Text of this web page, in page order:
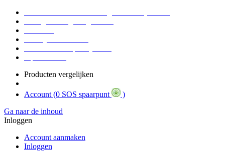
Producten vergelijken
Account (0 SOS spaarpunt
)
Ga naar de inhoud
Inloggen
Account aanmaken
Inloggen